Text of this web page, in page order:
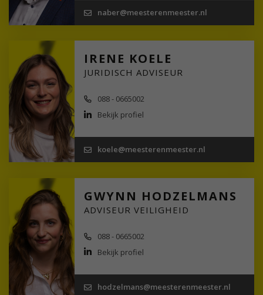
naber@meesterenmeester.nl
IRENE KOELE
JURIDISCH ADVISEUR
088 - 0665002
Bekijk profiel
koele@meesterenmeester.nl
GWYNN HODZELMANS
ADVISEUR VEILIGHEID
088 - 0665002
Bekijk profiel
hodzelmans@meesterenmeester.nl